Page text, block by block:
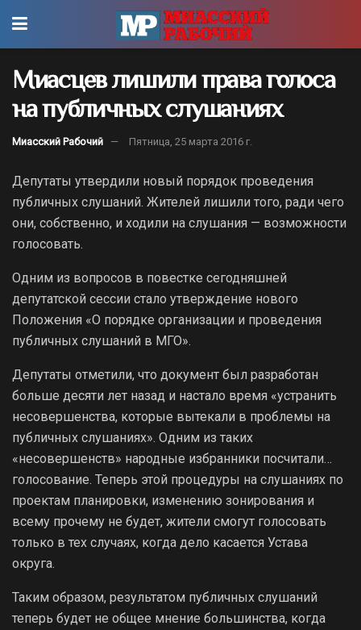
Миасцев лишили права голоса
на публичных слушаниях
Миасский Рабочий Пятница, 25 марта 2016 г.
Депутаты утвердили новый порядок проведения
публичных слушаний. Жителей лишили того, ради чего
они, собственно, и ходили на слушания — возможности
голосовать.
Одним из вопросов в повестке сегодняшней
депутатской сессии стало утверждение нового
Положения «О порядке организации и проведения
публичных слушаний в МГО».
Депутаты отметили, что документ был разработан
больше десяти лет назад и настало время «устранить
несовершенства, которые вытекали в проблемы на
публичных слушаниях». Одним из таких
«несовершенств» народные избранники посчитали…
голосование. Теперь этой процедуры на слушаниях по
проектам планировки, изменению зонирования и
всему прочему не будет, жители смогут голосовать
только в тех случаях, когда дело касается Устава
округа.
Таким образом, результатом публичных слушаний
теперь будет не общее мнение большинства, когда